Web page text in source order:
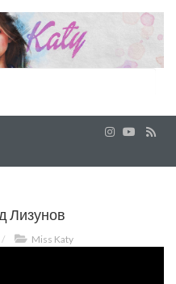
Лизунов
/ Miss Katy